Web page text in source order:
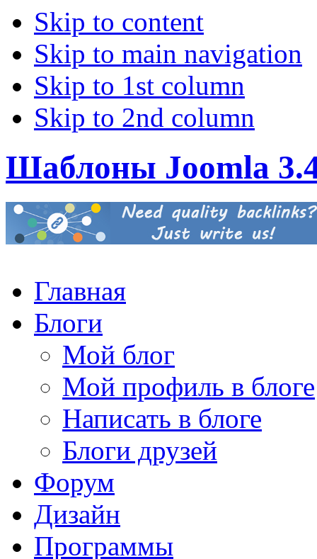
Skip to content
Skip to main navigation
Skip to 1st column
Skip to 2nd column
Шаблоны Joomla
Главная
Блоги
Мой блог
Мой профиль в блоге
Написать в блоге
Блоги друзей
Форум
Дизайн
Программы